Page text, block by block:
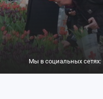
Мы в социальных сетях: